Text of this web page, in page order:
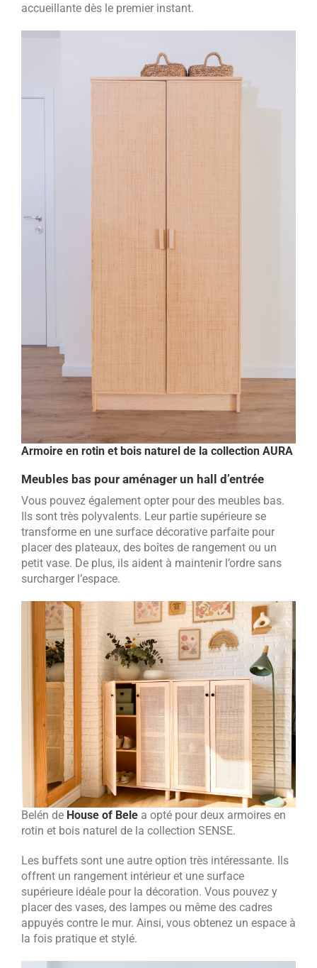
accueillante dès le premier instant.
Armoire en rotin et bois naturel de la collection AURA
Meubles bas pour aménager un hall d’entrée
Vous pouvez également opter pour des meubles bas.
Ils sont très polyvalents. Leur partie supérieure se
transforme en une surface décorative parfaite pour
placer des plateaux, des boîtes de rangement ou un
petit vase. De plus, ils aident à maintenir l’ordre sans
surcharger l’espace.
Belén de House of Bele a opté pour deux armoires en
rotin et bois naturel de la collection SENSE.
Les buffets sont une autre option très intéressante. Ils
offrent un rangement intérieur et une surface
supérieure idéale pour la décoration. Vous pouvez y
placer des vases, des lampes ou même des cadres
appuyés contre le mur. Ainsi, vous obtenez un espace à
la fois pratique et stylé.